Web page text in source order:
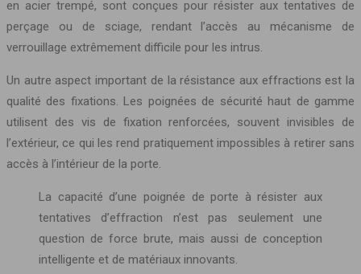
en acier trempé, sont conçues pour résister aux tentatives de
perçage ou de sciage, rendant l’accès au mécanisme de
verrouillage extrêmement difficile pour les intrus.
Un autre aspect important de la résistance aux effractions est la
qualité des fixations. Les poignées de sécurité haut de gamme
utilisent des vis de fixation renforcées, souvent invisibles de
l’extérieur, ce qui les rend pratiquement impossibles à retirer sans
accès à l’intérieur de la porte.
La capacité d’une poignée de porte à résister aux
tentatives d’effraction n’est pas seulement une
question de force brute, mais aussi de conception
intelligente et de matériaux innovants.